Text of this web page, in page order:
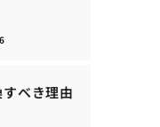
べき理由